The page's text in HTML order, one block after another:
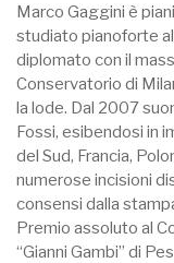
Marco Gaggini è
studiato pianoforte
diplomato con il
Conservatorio di
la lode. Dal 2007
Fossi, esibendosi in
del Sud, Francia,
numerose incisioni
consensi dalla
Premio assoluto al
“Gianni Gambi” di